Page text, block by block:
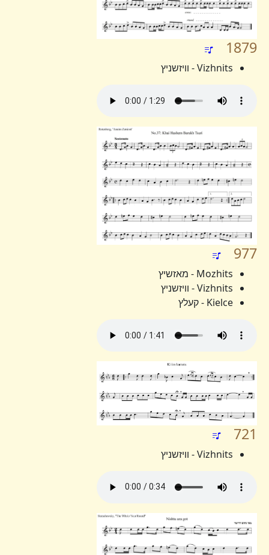
1879
Vizhnits - וויזשניץ
977
Mozhits - מאזשיץ
Vizhnits - וויזשניץ
Kielce - קעלץ
721
Vizhnits - וויזשניץ